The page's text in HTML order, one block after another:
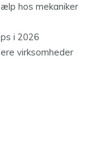
hos mekaniker
i 2026
virksomheder